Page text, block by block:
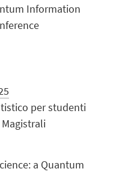
Information
per studenti
a Quantum